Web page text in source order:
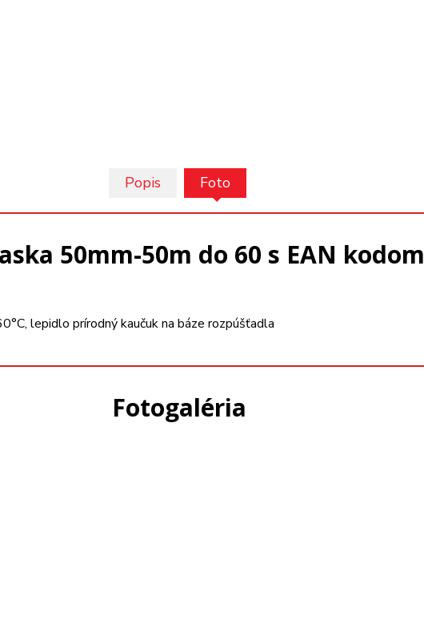
Popis Foto
50mm-50m do 60 s EAN kodom
lepidlo prírodný kaučuk na báze rozpúšťadla
Fotogaléria